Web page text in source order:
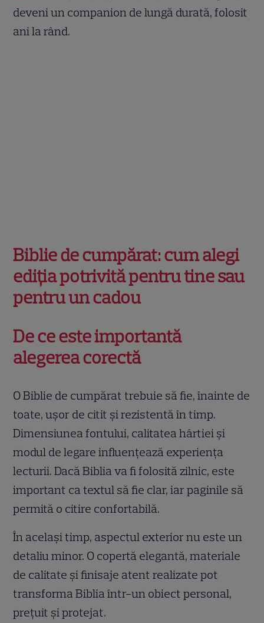
deveni un companion de lungă durată, folosit
ani la rând.
Biblie de cumpărat: cum alegi
ediția potrivită pentru tine sau
pentru un cadou
De ce este importantă
alegerea corectă
O Biblie de cumpărat trebuie să fie, înainte de
toate, ușor de citit și rezistentă în timp.
Dimensiunea fontului, calitatea hârtiei și
modul de legare influențează experiența
lecturii. Dacă Biblia va fi folosită zilnic, este
important ca textul să fie clar, iar paginile să
permită o citire confortabilă.
În același timp, aspectul exterior nu este un
detaliu minor. O copertă elegantă, materiale
de calitate și finisaje atent realizate pot
transforma Biblia într-un obiect personal,
prețuit și protejat.